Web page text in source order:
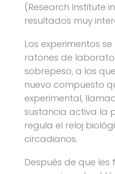
(Research Institute
resultados muy
Los experimentos
ratones de
sobrepeso, a los
nuevo compuesto
experimental,
sustancia activa la
regula el reloj
circadianos.
Después de que les